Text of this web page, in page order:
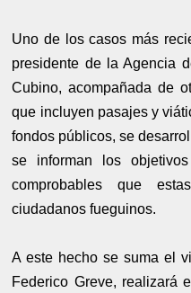
Uno de los casos más
presidente de la Agencia
Cubino, acompañada de
que incluyen pasajes y
fondos públicos, se
se informan los
comprobables que
ciudadanos fueguinos.
A este hecho se suma el
Federico Greve, realizará